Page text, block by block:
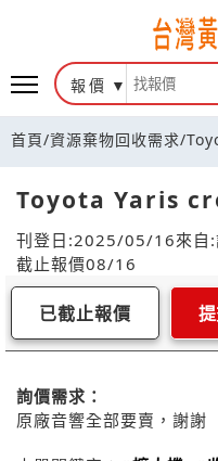
報價
首頁/資源棄物回收需求/
Toyota Yaris
刊登日:2025/05/16來自
截止報價08/16
已截止報價
詢價需求：
原廠音響全部要賣，謝謝